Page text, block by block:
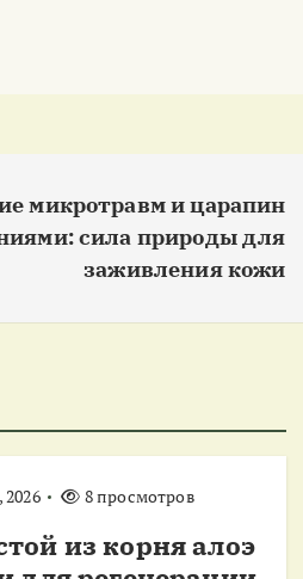
микротравм и царапин
сила природы для
заживления кожи
2026 8 просмотров
из корня алоэ